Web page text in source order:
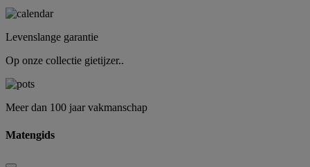
Levenslange garantie
Op onze collectie gietijzer..
Meer dan 100 jaar vakmanschap
Matengids